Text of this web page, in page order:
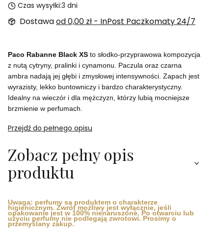
Czas wysyłki:3 dni
Dostawaod 0,00 zł - InPost Paczkomaty 24/7
Paco Rabanne Black XS to słodko-przyprawowa kompozycja
z nutą cytryny, pralinki i cynamonu. Paczula oraz czarna
ambra nadają jej głębi i zmysłowej intensywności. Zapach jest
wyrazisty, lekko buntowniczy i bardzo charakterystyczny.
Idealny na wieczór i dla mężczyzn, którzy lubią mocniejsze
brzmienie w perfumach.
Przejdź do pełnego opisu
Zobacz pełny opis
produktu
Uwaga: perfumy są produktem o charakterze
higienicznym. Zwrot możliwy jest wyłącznie, jeśli
opakowanie jest w 100% nienaruszone. Po otwarciu lub
użyciu perfumy nie podlegają zwrotowi. Prosimy o
przemyślany zakup.